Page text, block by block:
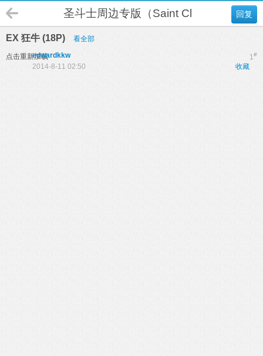
回复
圣斗士周边专版（Saint Cloth Myth）
EX 狂牛 (18P) 看全部
点击重新加载 1#
edwardkkw
收藏
2014-8-11 02:50